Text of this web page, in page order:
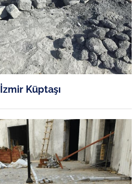
İzmir Küptaşı